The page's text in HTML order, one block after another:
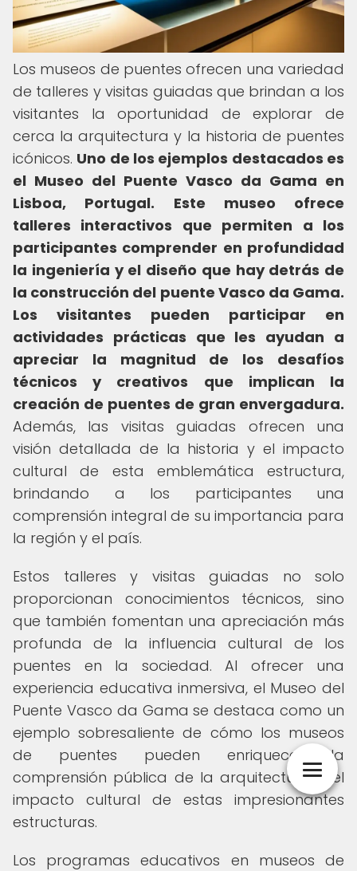
Los museos de puentes ofrecen una variedad
de talleres y visitas guiadas que brindan a los
visitantes la oportunidad de explorar de
cerca la arquitectura y la historia de puentes
icónicos. Uno de los ejemplos destacados es
el Museo del Puente Vasco da Gama en
Lisboa, Portugal.
Este museo ofrece
talleres interactivos que permiten a los
participantes comprender en profundidad
la ingeniería y el diseño que hay detrás de
la construcción del puente Vasco da Gama.
Los visitantes pueden participar en
actividades prácticas que les ayudan a
apreciar la magnitud de los desafíos
técnicos y creativos que implican la
creación de puentes de gran envergadura.
Además, las visitas guiadas ofrecen una
visión detallada de la historia y el impacto
cultural de esta emblemática estructura,
brindando a los participantes una
comprensión integral de su importancia para
la región y el país.
Estos talleres y visitas guiadas no solo
proporcionan conocimientos técnicos, sino
que también fomentan una apreciación más
profunda de la influencia cultural de los
puentes en la sociedad. Al ofrecer una
experiencia educativa inmersiva, el Museo del
Puente Vasco da Gama se destaca como un
ejemplo sobresaliente de cómo los museos
de puentes pueden enriquecer la
comprensión pública de la arquitectura y el
impacto cultural de estas impresionantes
estructuras.
Los programas educativos en museos de